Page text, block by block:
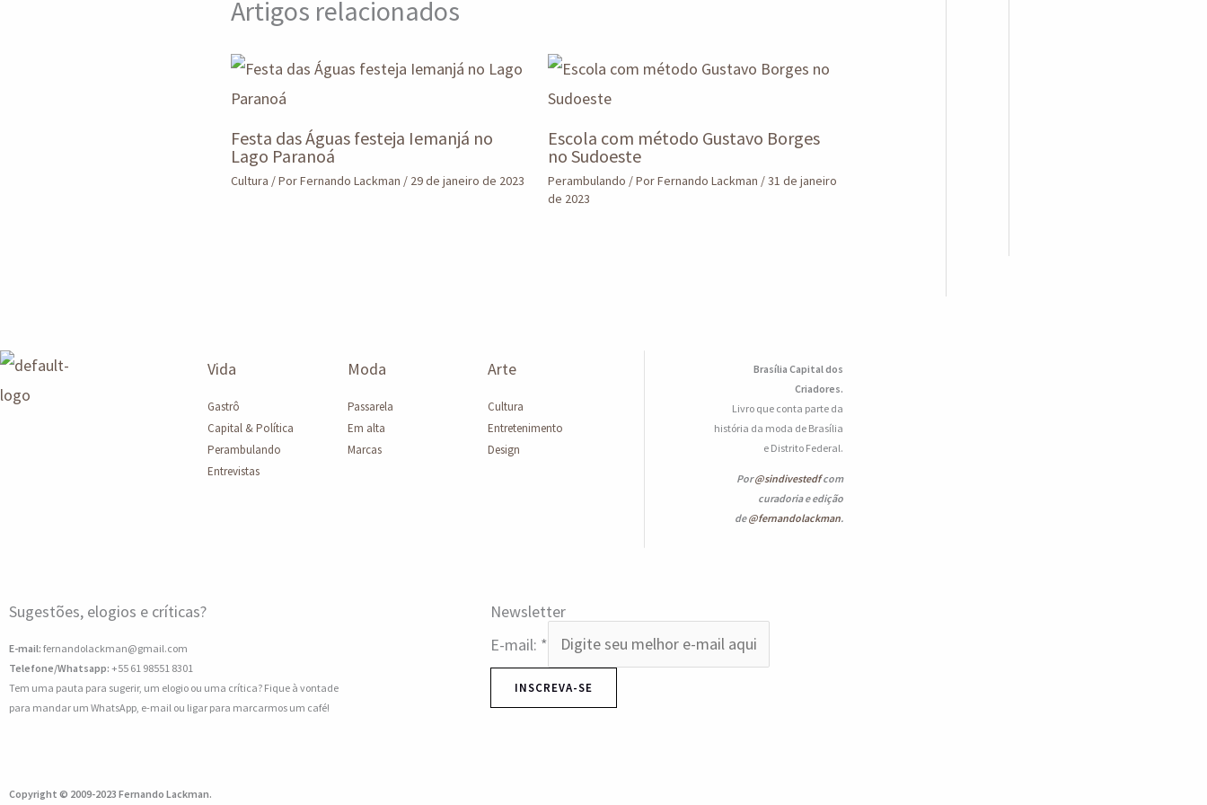
Artigos relacionados
Festa das Águas festeja Iemanjá no
Lago Paranoá
Cultura / PorFernando Lackman / 29 de janeiro de 2023
Escola com método Gustavo Borges
no Sudoeste
Perambulando / PorFernando Lackman /31 de janeiro
de 2023
Vida
Gastrô
Capital & Política
Perambulando
Entrevistas
Moda
Passarela
Em alta
Marcas
Arte
Cultura
Entretenimento
Design
Brasília Capital dos
Criadores.
Livro que conta parte da
história da moda de Brasília
e Distrito Federal.
Por@sindivestedfcom
curadoria e edição
de@fernandolackman.
Sugestões, elogios e críticas?
E-mail: fernandolackman@gmail.com
Telefone/Whatsapp: +55 61 98551 8301
Tem uma pauta para sugerir, um elogio ou uma crítica? Fique à vontade
para mandar um WhatsApp, e-mail ou ligar para marcarmos um café!
Newsletter
E-mail: *
INSCREVA-SE
Copyright © 2009-2023 Fernando Lackman.